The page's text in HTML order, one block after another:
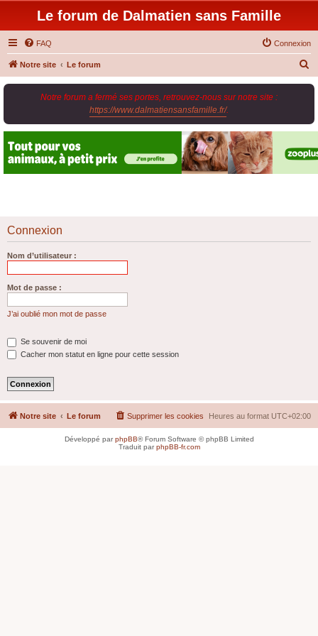
Le forum de Dalmatien sans Famille
FAQ Connexion
Notre site Le forum
e
r
Notre forum a fermé ses portes, retrouvez-nous sur notre site :
https://www.dalmatiensansfamille.fr/.
Connexion
Nom d’utilisateur :
Mot de passe :
J’ai oublié mon mot de passe
Se souvenir de moi
Cacher mon statut en ligne pour cette session
Notre site Le forum Heures au format UTC+02:00
Supprimer les cookies
Développé parphpBB® Forum Software © phpBB Limited
Traduit parphpBB-fr.com